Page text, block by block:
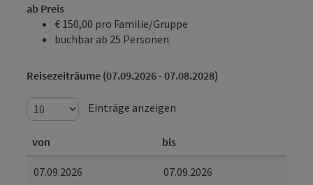
ab Preis
€ 150,00 pro Familie/Gruppe
buchbar ab 25 Personen
Reisezeiträume (07.09.2026 - 07.08.2028)
Einträge anzeigen
von bis
07.09.2026 07.09.2026